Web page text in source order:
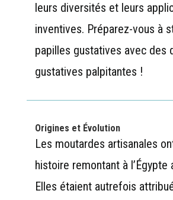
leurs diversités et leurs
inventives. Préparez-vous à
papilles gustatives avec des
gustatives palpitantes !
Origines et Évolution
Les moutardes artisanales
histoire remontant à l’Égypte
Elles étaient autrefois